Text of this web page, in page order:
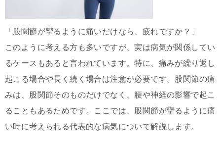
「股関節が攣るように痛いだけなら、疲れですか？」
このように考える方も多いですが、実は病気が関係してい
るケースもあると言われています。特に、痛みが繰り返し
起こる場合や長く続く場合は注意が必要です。股関節の痛
みは、股関節そのものだけでなく、腰や神経の影響で起こ
ることもあるためです。ここでは、股関節が攣るように痛
い時に考えられる代表的な病気について解説します。